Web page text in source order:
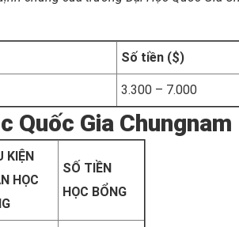
Số tiền ($)
3.300 – 7.000
Quốc Gia Chungnam
KIỆN
HỌC
SỐ TIỀN
HỌC BỔNG